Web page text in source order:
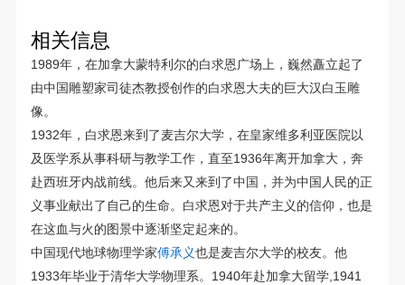
相关信息
1989年，在加拿大蒙特利尔的白求恩广场上，巍然矗立起了
由中国雕塑家司徒杰教授创作的白求恩大夫的巨大汉白玉雕
像。
1932年，白求恩来到了麦吉尔大学，在皇家维多利亚医院以
及医学系从事科研与教学工作，直至1936年离开加拿大，奔
赴西班牙内战前线。他后来又来到了中国，并为中国人民的正
义事业献出了自己的生命。白求恩对于共产主义的信仰，也是
在这血与火的图景中逐渐坚定起来的。
中国现代地球物理学家傅承义也是麦吉尔大学的校友。他
1933年毕业于清华大学物理系。1940年赴加拿大留学,1941